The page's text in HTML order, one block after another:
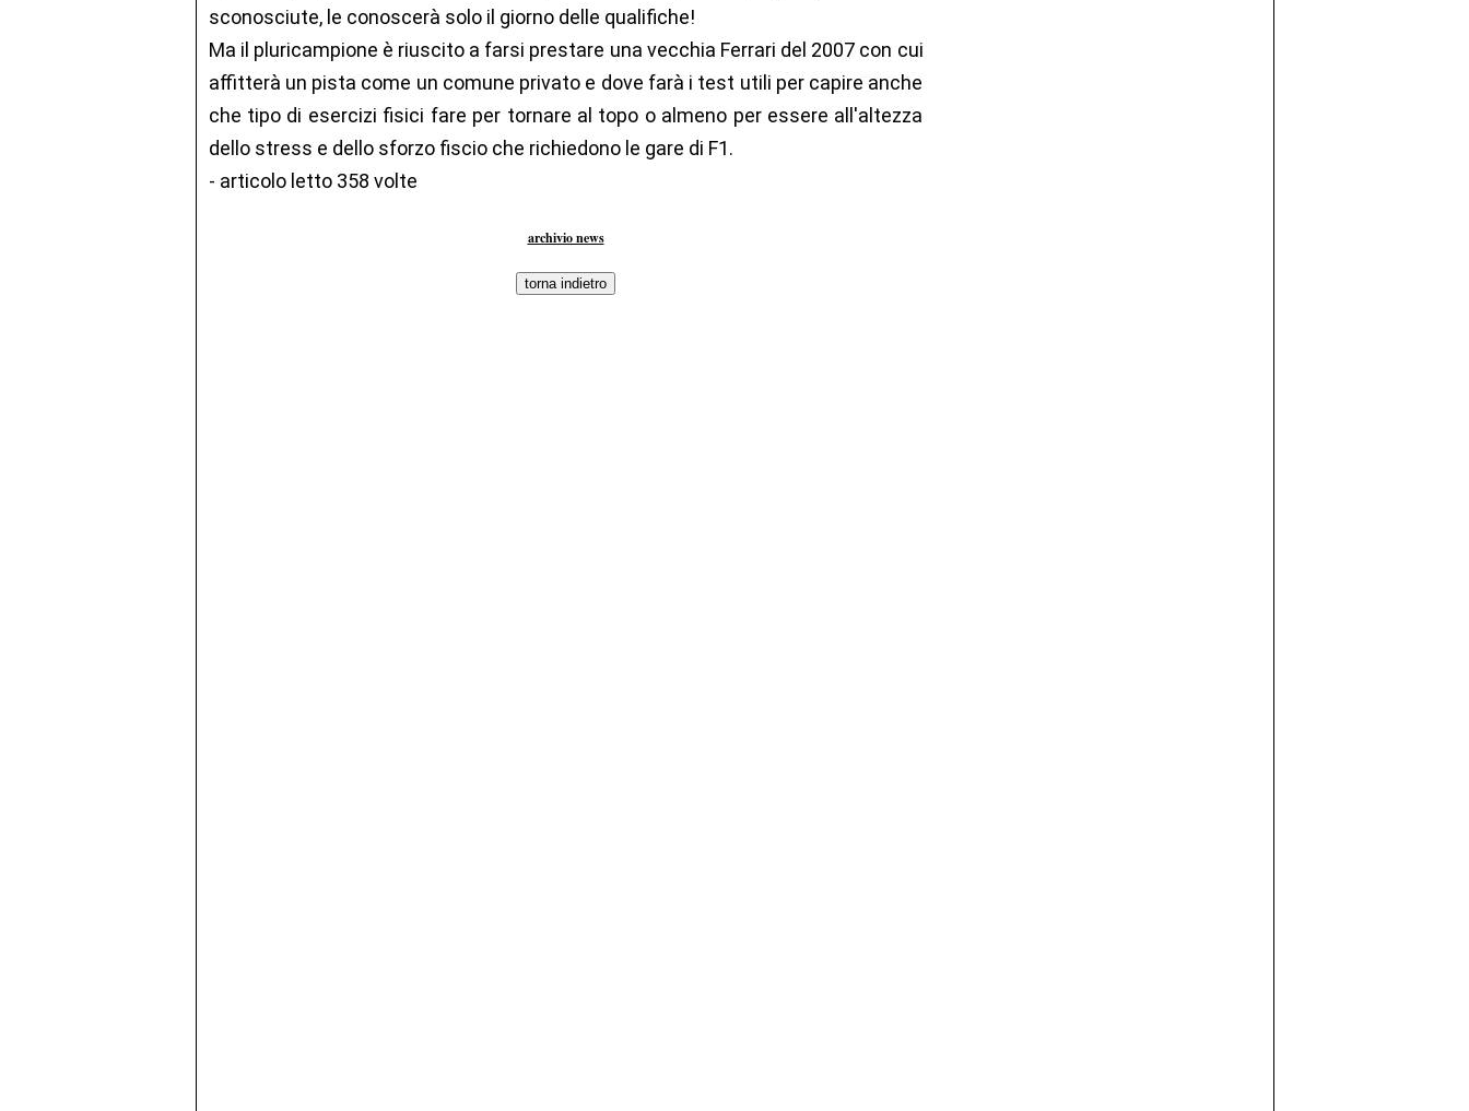
sconosciute, le conoscerà solo il giorno delle qualifiche!
Ma il pluricampione è riuscito a farsi prestare una vecchia Ferrari del 2007 con cui
affitterà un pista come un comune privato e dove farà i test utili per capire anche
che tipo di esercizi fisici fare per tornare al topo o almeno per essere all'altezza
dello stress e dello sforzo fiscio che richiedono le gare di F1.
- articolo letto 358 volte
archivio news